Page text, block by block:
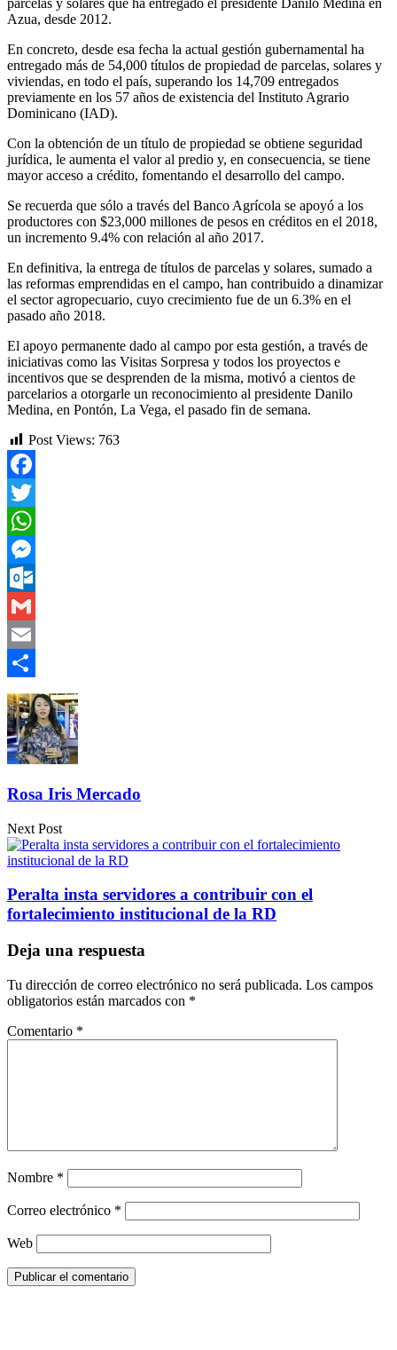
Azua, desde 2012.
En concreto, desde esa fecha la actual gestión gubernamental ha
entregado más de 54,000 títulos de propiedad de parcelas, solares y
viviendas, en todo el país, superando los 14,709 entregados
previamente en los 57 años de existencia del Instituto Agrario
Dominicano (IAD).
Con la obtención de un título de propiedad se obtiene seguridad
jurídica, le aumenta el valor al predio y, en consecuencia, se tiene
mayor acceso a crédito, fomentando el desarrollo del campo.
Se recuerda que sólo a través del Banco Agrícola se apoyó a los
productores con $23,000 millones de pesos en créditos en el 2018,
un incremento 9.4% con relación al año 2017.
En definitiva, la entrega de títulos de parcelas y solares, sumado a
las reformas emprendidas en el campo, han contribuido a dinamizar
el sector agropecuario, cuyo crecimiento fue de un 6.3% en el
pasado año 2018.
El apoyo permanente dado al campo por esta gestión, a través de
iniciativas como las Visitas Sorpresa y todos los proyectos e
incentivos que se desprenden de la misma, motivó a cientos de
parcelarios a otorgarle un reconocimiento al presidente Danilo
Medina, en Pontón, La Vega, el pasado fin de semana.
Post Views: 763
Facebook
Twitter
WhatsApp
Messenger
Outlook.com
Gmail
Email
Compartir
Rosa Iris Mercado
Next Post
Peralta insta servidores a contribuir con el
fortalecimiento institucional de la RD
Deja una respuesta
Tu dirección de correo electrónico no será publicada. Los campos
obligatorios están marcados con *
Comentario *
Nombre *
Correo electrónico *
Web